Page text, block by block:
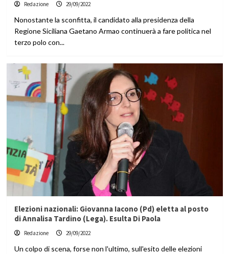
Redazione 29/09/2022
Nonostante la sconfitta, il candidato alla presidenza della
Regione Siciliana Gaetano Armao continuerà a fare politica nel
terzo polo con...
Elezioni nazionali: Giovanna Iacono (Pd) eletta al posto
di Annalisa Tardino (Lega). Esulta Di Paola
Redazione 29/09/2022
Un colpo di scena, forse non l'ultimo, sull'esito delle elezioni